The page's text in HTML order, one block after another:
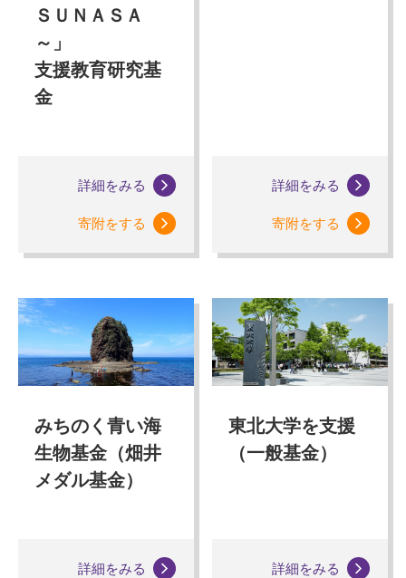
ＳＵＮＡＳＡ
～」
支援教育研究基
金
詳細をみる
寄附をする
詳細をみる
寄附をする
みちのく青い海
生物基金（畑井
メダル基金）
詳細をみる
東北大学を支援
（一般基金）
詳細をみる